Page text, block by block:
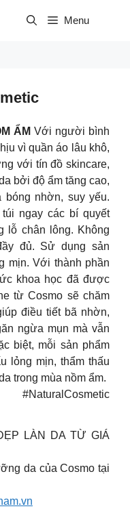
Menu
ẨM Với người bình
vì quần áo lâu khô,
với tín đồ skincare,
bởi độ ẩm tăng cao,
bóng nhờn, suy yếu.
ngay các bí quyết
lỗ chân lông. Không
đủ. Sử dụng sản
mịn. Với thành phần
khoa học đã được
từ Cosmo sẽ chăm
điều tiết bã nhờn,
ngừa mụn mà vẫn
biệt, mỗi sản phẩm
lỏng mịn, thẩm thấu
trong mùa nồm ẩm.
LÀN DA TỪ GIÁ
da của Cosmo tại